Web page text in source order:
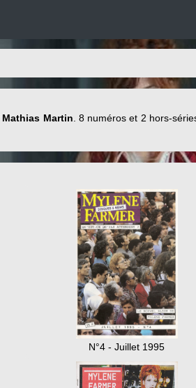
Mathias Martin . 8 numéros et 2 hors-
N°4 - Juillet 1995